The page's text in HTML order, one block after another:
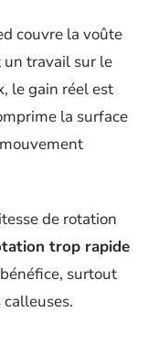
couvre la voûte
travail sur le
le gain réel est
la surface
de rotation
trop rapide
surtout